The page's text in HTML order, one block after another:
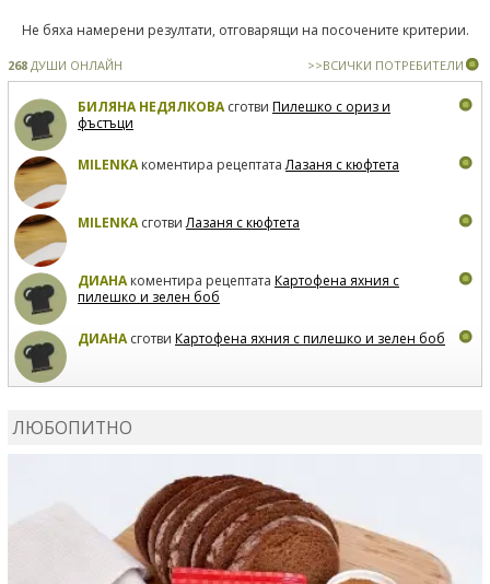
Не бяха намерени резултати, отговарящи на посочените критерии.
268 ДУШИ ОНЛАЙН >>ВСИЧКИ ПОТРЕБИТЕЛИ
БИЛЯНА НЕДЯЛКОВАсготви Пилешко с ориз и
фъстъци
MILENKAкоментира рецептатаЛазаня с кюфтета
MILENKAсготвиЛазаня с кюфтета
ДИАНАкоментира рецептата Картофена яхния с
пилешко и зелен боб
ДИАНАсготви Картофена яхния с пилешко и зелен боб
ЛЮБОПИТНО